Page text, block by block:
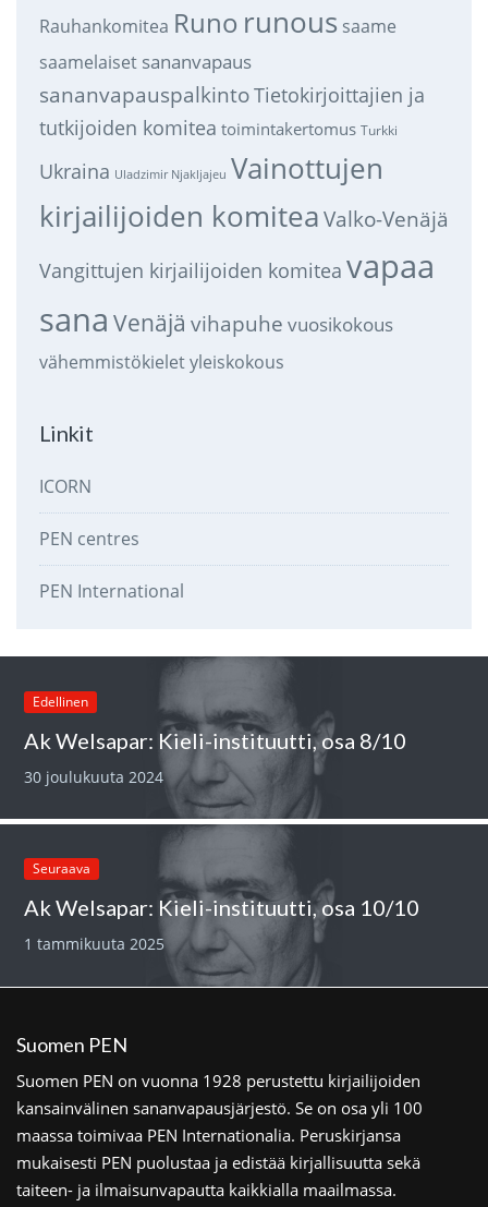
Rauhankomitea Runo runous saame
saamelaiset sananvapaus
sananvapauspalkintoTietokirjoittajien ja
tutkijoiden komitea toimintakertomus Turkki
Ukraina Uladzimir Njakljajeu Vainottujen
kirjailijoiden komitea Valko-Venäjä
Vangittujen kirjailijoiden komitea vapaa
sana Venäjä vihapuhe vuosikokous
vähemmistökieletyleiskokous
Linkit
ICORN
PEN centres
PEN International
Edellinen
Ak Welsapar: Kieli-instituutti, osa 8/10
30 joulukuuta 2024
Seuraava
Ak Welsapar: Kieli-instituutti, osa 10/10
1 tammikuuta 2025
Suomen PEN
Suomen PEN on vuonna 1928 perustettu kirjailijoiden
kansainvälinen sananvapausjärjestö. Se on osa yli 100
maassa toimivaa PEN Internationalia. Peruskirjansa
mukaisesti PEN puolustaa ja edistää kirjallisuutta sekä
taiteen- ja ilmaisunvapautta kaikkialla maailmassa.